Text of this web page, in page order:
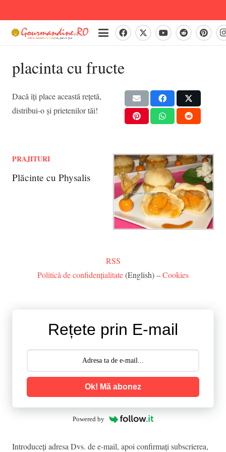
placinta cu fructe
Dacă îți place această rețetă,
distribui-o și prietenilor tăi!
PRAJITURI
Plăcinte cu Physalis
RSS
Politică de confidențialitate(English) –Cookies
Rețete prin E-mail
Ok! Mă abonez
Powered by
Introduceţi adresa Dvs. de e-mail, apoi confirmaţi subscrierea,